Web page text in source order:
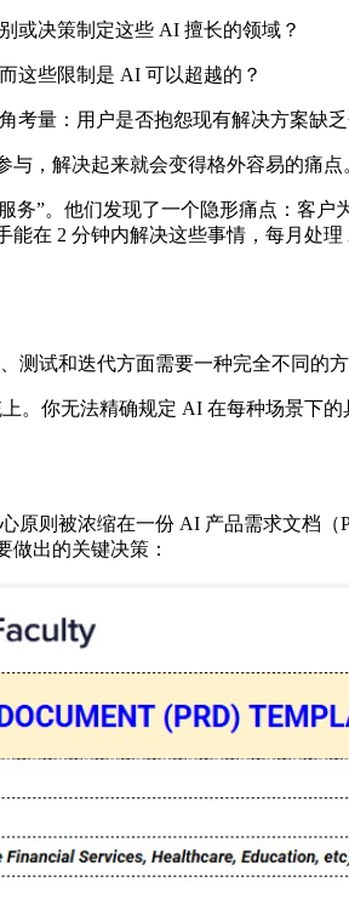
或决策制定这些 AI 擅长的领域？
这些限制是 AI 可以超越的？
量：用户是否抱怨现有解决方案缺
，解决起来就会变得格外容易的痛点
”。他们发现了一个隐形痛点：客
2 分钟内解决这些事情，每月处理
试和迭代方面需要一种完全不同的方
。你无法精确规定 AI 在每种场景
原则被浓缩在一份 AI 产品需求文
做出的关键决策：